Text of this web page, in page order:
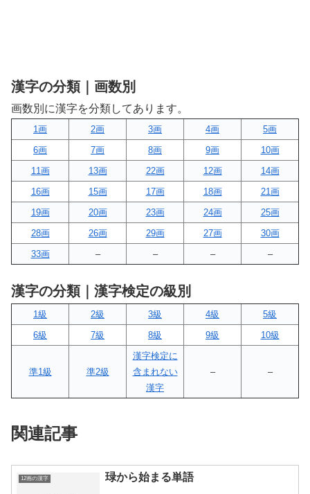
漢字の分類｜画数別
画数別に漢字を分類してあります。
1画 2画 3画 4画
5画
6画
7画 8画 9画
10画
11画
13画 22画 12画
14画
16画
15画 17画 18画
21画
19画
20画 23画 24画
25画
28画
26画 29画 27画
30画
33画
– – – –
漢字の分類｜漢字検定の級別
1級 2級 3級 4級
5級
6級
7級 8級 9級 10級
準1級 準2級
漢字検定に
含まれない
漢字
– –
関連記事
12画の漢字 琭から始まる単語